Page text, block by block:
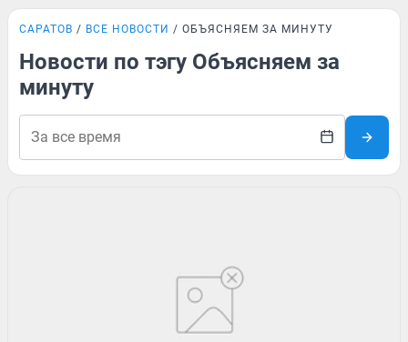
САРАТОВ ВСЕ НОВОСТИ ОБЪЯСНЯЕМ ЗА МИНУТУ
Новости по тэгу Объясняем за
минуту